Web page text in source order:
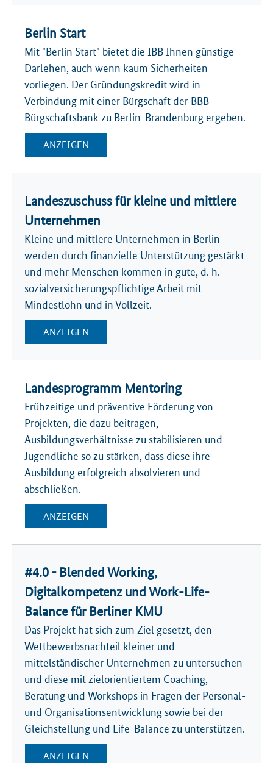
Berlin Start
Mit "Berlin Start" bietet die IBB Ihnen günstige
Darlehen, auch wenn kaum Sicherheiten
vorliegen. Der Gründungskredit wird in
Verbindung mit einer Bürgschaft der BBB
Bürgschaftsbank zu Berlin-Brandenburg ergeben.
ANZEIGEN
Landeszuschuss für kleine und mittlere
Unternehmen
Kleine und mittlere Unternehmen in Berlin
werden durch finanzielle Unterstützung gestärkt
und mehr Menschen kommen in gute, d. h.
sozialversicherungspflichtige Arbeit mit
Mindestlohn und in Vollzeit.
ANZEIGEN
Landesprogramm Mentoring
Frühzeitige und präventive Förderung von
Projekten, die dazu beitragen,
Ausbildungsverhältnisse zu stabilisieren und
Jugendliche so zu stärken, dass diese ihre
Ausbildung erfolgreich absolvieren und
abschließen.
ANZEIGEN
#4.0 - Blended Working,
Digitalkompetenz und Work-Life-
Balance für Berliner KMU
Das Projekt hat sich zum Ziel gesetzt, den
Wettbewerbsnachteil kleiner und
mittelständischer Unternehmen zu untersuchen
und diese mit zielorientiertem Coaching,
Beratung und Workshops in Fragen der Personal-
und Organisationsentwicklung sowie bei der
Gleichstellung und Life-Balance zu unterstützen.
ANZEIGEN